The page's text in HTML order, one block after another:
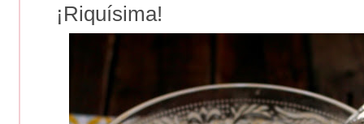
¡Riquísima!